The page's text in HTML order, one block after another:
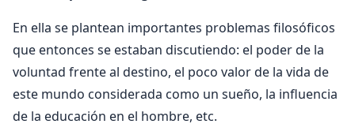
En ella se plan­tean importantes problemas filosóficos
que entonces se estaban discutiendo: el poder de la
voluntad frente al destino, el poco valor de la vida de
este mundo con­siderada como un sueño, la influencia
de la educación en el hombre, etc.